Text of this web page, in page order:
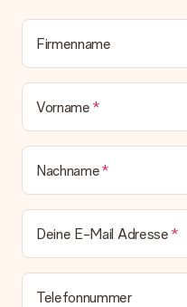
deinem MySurprise
Geschenk also direkt beim
bleibt eine echte
Firmenname
Vorname
Nachname
Deine E-Mail Adresse
Telefonnummer